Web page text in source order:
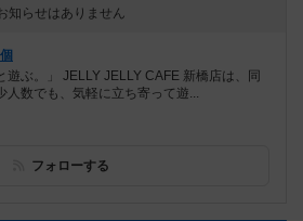
知らせはありません
遊ぶ。」 JELLY JELLY CAFE 新橋店は、同
人数でも、気軽に立ち寄って遊...
フォローする